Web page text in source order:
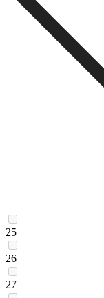
25
26
27